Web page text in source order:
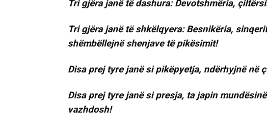
Tri gjëra janë të dashura: Devotshmëria,
Tri gjëra janë të shkëlqyera: Besnikëria,
shëmbëllejnë shenjave të pikësimit!
Disa prej tyre janë si pikëpyetja, ndërhyjnë në
Disa prej tyre janë si presja, ta japin
vazhdosh!